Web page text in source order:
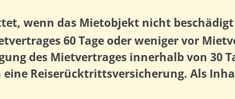
wenn das Mietobjekt nicht
60 Tage oder weniger vor
des Mietvertrages innerhalb von 30
Reiserücktrittsversicherung. Als